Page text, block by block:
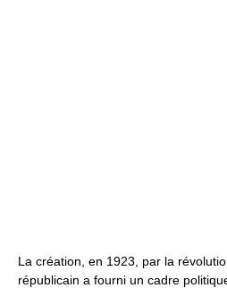
La création, en 1923, par la
républicain a fourni un cadre